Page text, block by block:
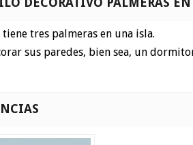
tres palmeras en una isla.
sus paredes, bien sea, un